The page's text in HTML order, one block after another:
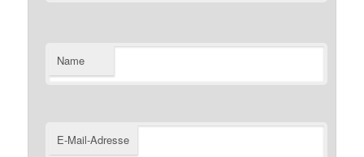
Name
E-Mail-Adresse